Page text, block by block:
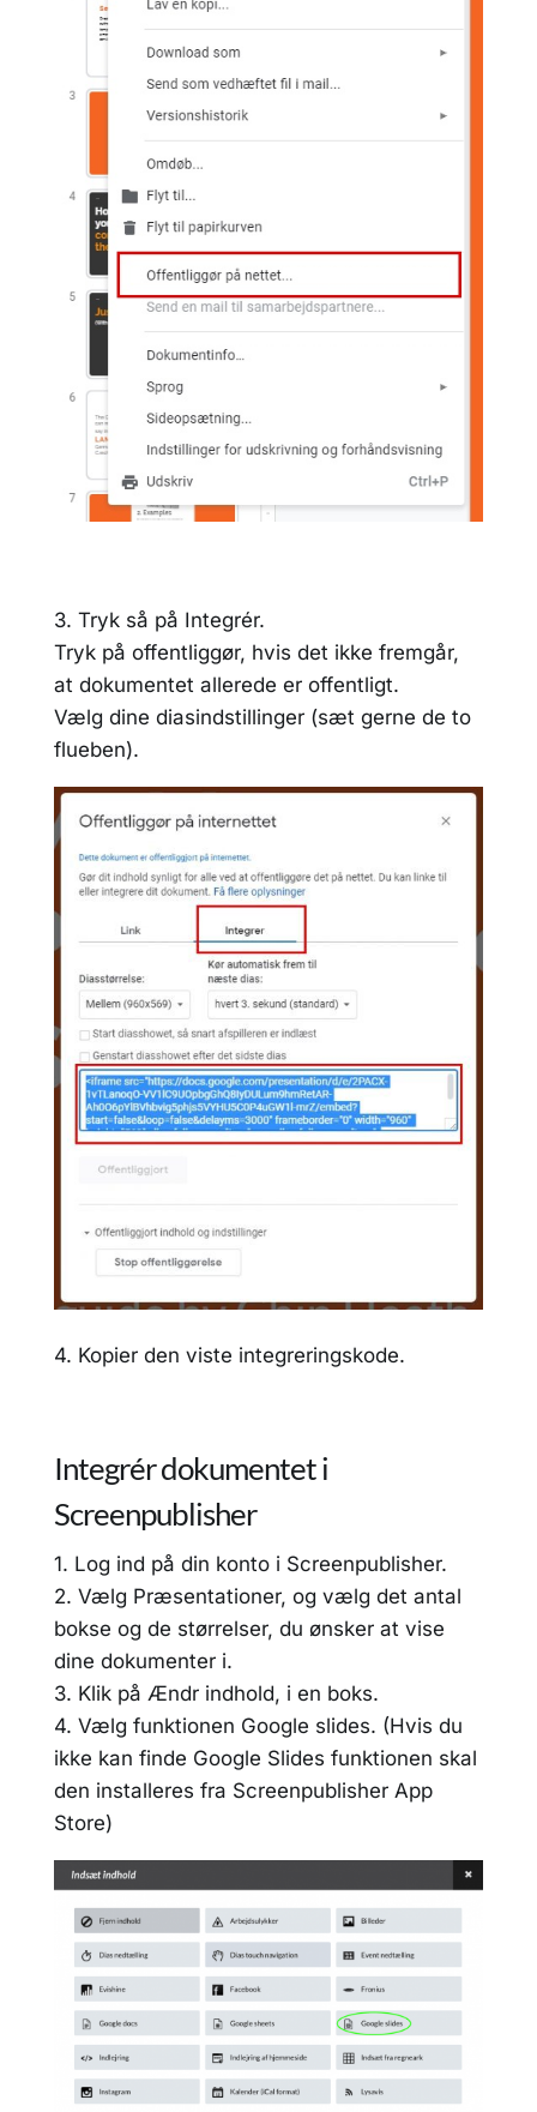
3. Tryk så på Integrér.
Tryk på offentliggør, hvis det ikke fremgår,
at dokumentet allerede er offentligt.
Vælg dine diasindstillinger (sæt gerne de to
flueben).
4. Kopier den viste integreringskode.
Integrér dokumentet i
Screenpublisher
1. Log ind på din konto i Screenpublisher.
2. Vælg Præsentationer, og vælg det antal
bokse og de størrelser, du ønsker at vise
dine dokumenter i.
3. Klik på Ændr indhold, i en boks.
4. Vælg funktionen Google slides. (Hvis du
ikke kan finde Google Slides funktionen skal
den installeres fra Screenpublisher App
Store)